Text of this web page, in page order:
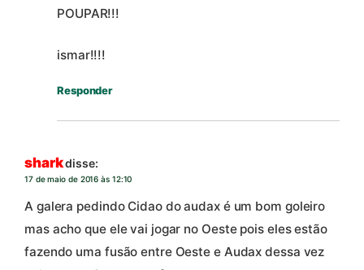
POUPAR!!!
ismar!!!!
Responder
sharkdisse:
17 de maio de 2016 às 12:10
A galera pedindo Cidao do audax é um bom goleiro
mas acho que ele vai jogar no Oeste pois eles estão
fazendo uma fusão entre Oeste e Audax dessa vez